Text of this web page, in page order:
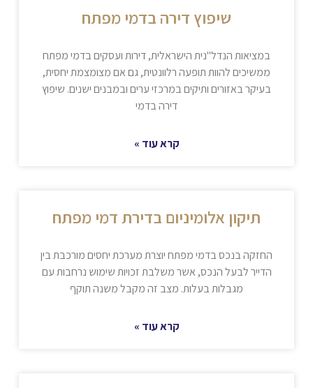
שיפוץ דירה בדמי מפתח
במציאות הנדל"נית הישראלית, דירות ועסקים בדמי מפתח
ממשיכים להוות תופעה רלוונטית, גם אם מצומצמת יחסית,
בעיקר באזורים ותיקים במרכזי ערים ובמבנים ישנים. שיפוץ
דירה בדמי
קרא עוד »
תיקון אלומיניום בדירת דמי מפתח
החזקה בנכס בדמי מפתח יוצרת מערכת יחסים מורכבת בין
הדייר לבעל הנכס, אשר משלבת זכויות שימוש נרחבות עם
מגבלות בעלות. מצב זה מקבל משנה תוקף
קרא עוד »